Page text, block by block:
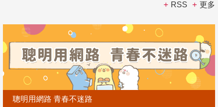
RSS 更多
聰明用網路 青春不迷路